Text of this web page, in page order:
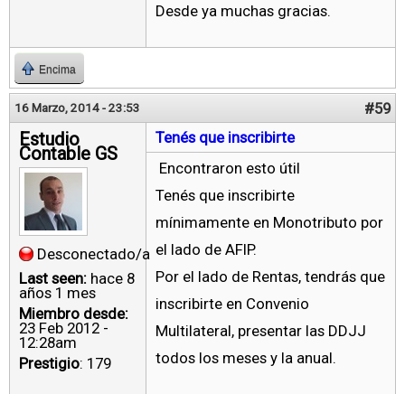
Desde ya muchas gracias.
Encima
16 Marzo, 2014 - 23:53 #59
Estudio
Contable GS
Desconectado/a
Last seen: hace 8
años 1 mes
Miembro desde:
23 Feb 2012 -
12:28am
Prestigio: 179
Tenés que inscribirte
Encontraron esto útil
Tenés que inscribirte
mínimamente en Monotributo por
el lado de AFIP.
Por el lado de Rentas, tendrás que
inscribirte en Convenio
Multilateral, presentar las DDJJ
todos los meses y la anual.